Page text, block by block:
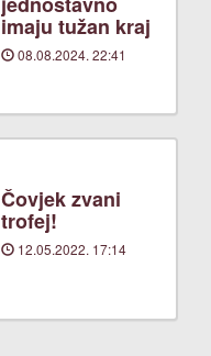
imaju tužan kraj
08.08.2024. 22:41
Čovjek zvani
trofej!
12.05.2022. 17:14